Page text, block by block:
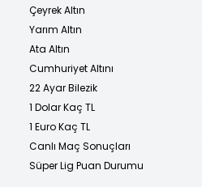
Çeyrek Altın
Yarım Altın
Ata Altın
Cumhuriyet Altını
22 Ayar Bilezik
1 Dolar Kaç TL
1 Euro Kaç TL
Canlı Maç Sonuçları
Süper Lig Puan Durumu